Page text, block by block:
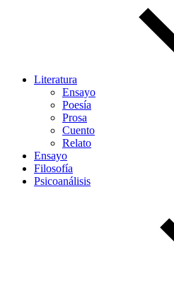
Literatura
Ensayo
Poesía
Prosa
Cuento
Relato
Ensayo
Filosofía
Psicoanálisis